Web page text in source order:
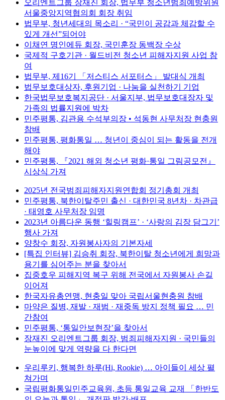
오리엔트그룹 장재진 회장, 법무부 청소년범죄예방위원
서울중앙지역협의회 회장 취임
법무부, 청년세대의 목소리 · “국민이 공감과 체감할 수
있게 개선”되어야
이채연 명인에듀 회장, 국민훈장 동백장 수상
국제적 구호기관 · 월드비전 청소년 피해자지원 사업 참
여
법무부, 제16기 「저스티스 서포터스」 발대식 개최
법무보호대상자, 후원기업 · 나눔을 실천하기 기업
한국법무보호복지공단 · 서울지부, 법무보호대장자 및
가족의 법률지원에 박차
민주평통, 김관용 수석부의장 • 석동현 사무처장 현충원
참배
민주평통, 평화통일 … 청년이 중심이 되는 활동을 전개
해야
민주평통, 『2021 해외 청소년 평화·통일 그림공모전』
시상식 가져
2025년 전국범죄피해자지원연합회 정기총회 개최
민주평통, 북한이탈주민 출신 · 대한민국 8년차 · 차관급
· 태영호 사무처장 임명
2023년 아름다운 동행 ‘힐링캠프’ · ‘사랑의 김장 담그기’
행사 가져
양창수 회장, 자원봉사자의 기본자세
[특집 인터뷰] 김승취 회장, 북한이탈 청소년에게 희망과
용기를 심어주는 분을 찾아서
집중호우 피해지역 복구 위해 전국에서 자원봉사 손길
이어져
한국자유총연맹, 현충일 맞아 국립서울현충원 참배
마약은 질병, 재발 · 재범 · 재중독 방지 정책 필요 … 민
간참여
민주평통, ‘통일안보현장’을 찾아서
장재진 오리엔트그룹 회장, 범죄피해자지원 · 국민들의
눈높이에 맞게 역량을 다 한다면
우리루키, 행복한 하루(Hi, Rookie) … 아이들이 세상 펼
쳐가며
국립평화통일민주교육원, 초등 통일교육 교재 「한반도